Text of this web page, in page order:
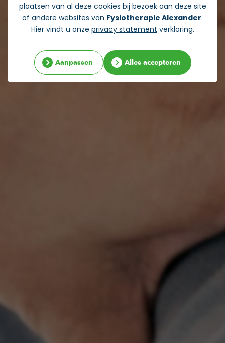
plaatsen van al deze cookies bij bezoek aan deze site
of andere websites van Fysiotherapie Alexander.
Hier vindt u onze privacy statement verklaring.
Aanpassen Alles accepteren